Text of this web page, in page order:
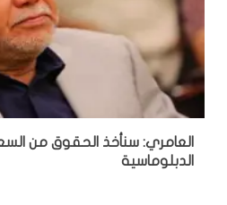
العامري: سنأخذ الحقوق من
الدبلوماسية